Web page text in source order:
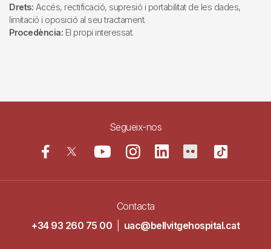
Drets: Accés, rectificació, supresió i portabilitat de les dades,
limitació i oposició al seu tractament.
Procedència: El propi interessat.
Segueix-nos
Contacta
+34 93 260 75 00
uac@bellvitgehospital.cat